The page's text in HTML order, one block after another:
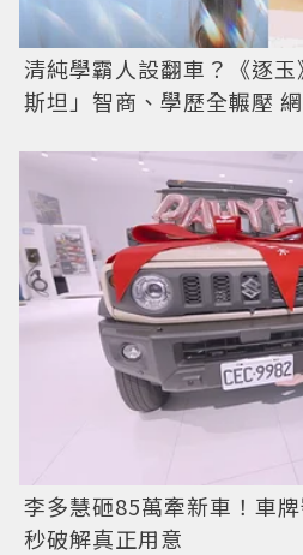
清純學霸人設翻車？《逐
斯坦」智商、學歷全輾壓
李多慧砸85萬牽新車！車
秒破解真正用意